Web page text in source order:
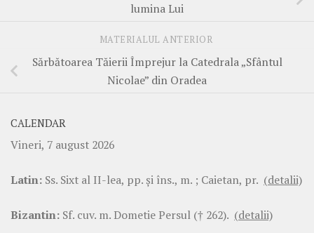
lumina Lui
MATERIALUL ANTERIOR
Sărbătoarea Tăierii Împrejur la Catedrala „Sfântul
Nicolae” din Oradea
CALENDAR
Vineri, 7 august 2026
Latin: Ss. Sixt al II-lea, pp. şi îns., m. ; Caietan, pr. (detalii)
Bizantin: Sf. cuv. m. Dometie Persul († 262). (detalii)